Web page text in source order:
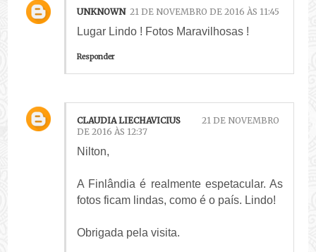
UNKNOWN 21 DE NOVEMBRO DE 2016 ÀS 11:45
Lugar Lindo ! Fotos Maravilhosas !
Responder
CLAUDIA LIECHAVICIUS
21 DE NOVEMBRO
DE 2016 ÀS 12:37
Nilton,
A Finlândia é realmente espetacular. As
fotos ficam lindas, como é o país. Lindo!
Obrigada pela visita.